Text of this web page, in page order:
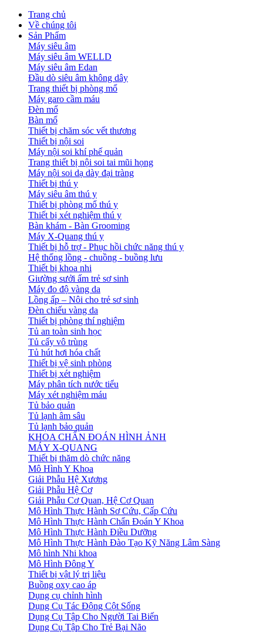
Trang chủ
Về chúng tôi
Sản Phẩm
Máy siêu âm
Máy siêu âm WELLD
Máy siêu âm Edan
Đầu dò siêu âm không dây
Trang thiết bị phòng mổ
Máy garo cầm máu
Đèn mổ
Bàn mổ
Thiết bị chăm sóc vết thương
Thiết bị nội soi
Máy nội soi khí phế quản
Trang thiết bị nội soi tai mũi họng
Máy nội soi dạ dày đại tràng
Thiết bị thú y
Máy siêu âm thú y
Thiết bị phòng mổ thú y
Thiết bị xét nghiệm thú y
Bàn khám - Bàn Grooming
Máy X-Quang thú y
Thiết bị hỗ trợ - Phục hồi chức năng thú y
Hệ thống lồng - chuồng - buồng lưu
Thiết bị khoa nhi
Giường sưởi ấm trẻ sơ sinh
Máy đo độ vàng da
Lồng ấp – Nôi cho trẻ sơ sinh
Đèn chiếu vàng da
Thiết bị phòng thí nghiệm
Tủ an toàn sinh học
Tủ cấy vô trùng
Tủ hút hơi hóa chất
Thiết bị vệ sinh phòng
Thiết bị xét nghiệm
Máy phân tích nước tiểu
Máy xét nghiệm máu
Tủ bảo quản
Tủ lạnh âm sâu
Tủ lạnh bảo quản
KHOA CHẨN ĐOÁN HÌNH ẢNH
MÁY X-QUANG
Thiết bị thăm dò chức năng
Mô Hình Y Khoa
Giải Phẫu Hệ Xương
Giải Phẫu Hệ Cơ
Giải Phẫu Cơ Quan, Hệ Cơ Quan
Mô Hình Thực Hành Sơ Cứu, Cấp Cứu
Mô Hình Thực Hành Chẩn Đoán Y Khoa
Mô Hình Thực Hành Điều Dưỡng
Mô Hình Thực Hành Đào Tạo Kỹ Năng Lâm Sàng
Mô hình Nhi khoa
Mô Hình Đông Y
Thiết bị vật lý trị liệu
Buồng oxy cao áp
Dụng cụ chỉnh hình
Dụng Cụ Tác Động Cột Sống
Dụng Cụ Tập Cho Người Tai Biến
Dụng Cụ Tập Cho Trẻ Bại Não